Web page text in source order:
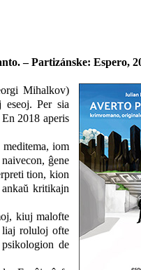
– Partizánske: Espero,
Mihalkov)
eseoj. Per sia
2018 aperis
iom
ĝene
tion, kion
kritikajn
kiuj malofte
liaj roluloj ofte
de